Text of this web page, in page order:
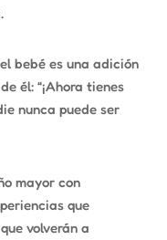
bebé es una adición
él: “¡Ahora tienes
nunca puede ser
mayor con
que
volverán a